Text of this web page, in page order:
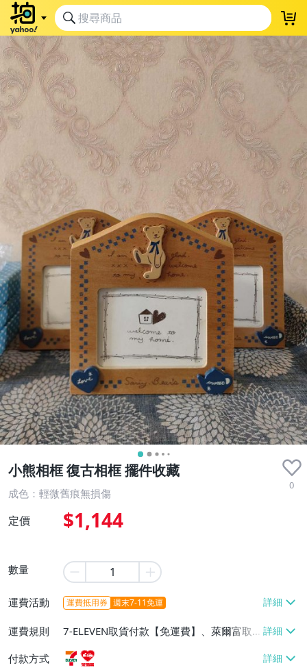
小熊相框 復古相框 擺件收藏
0
成色：輕微舊痕無損傷
定價 $1,144
數量
運費活動 運費抵用券 週末7-11免運
運費規則
7-ELEVEN取貨付款【免運費】、萊爾富取
貨付款【免運費】
付款方式